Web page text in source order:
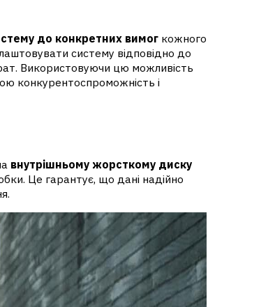
до конкретних вимогкожного
систему відповідно до
Використовуючи цю можливість
конкурентоспроможність і
внутрішньому жорсткому диску
Це гарантує, що дані надійно